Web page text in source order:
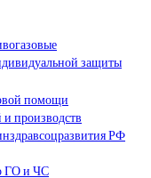
защиты
помощи
производств
РФ
ГО и ЧС